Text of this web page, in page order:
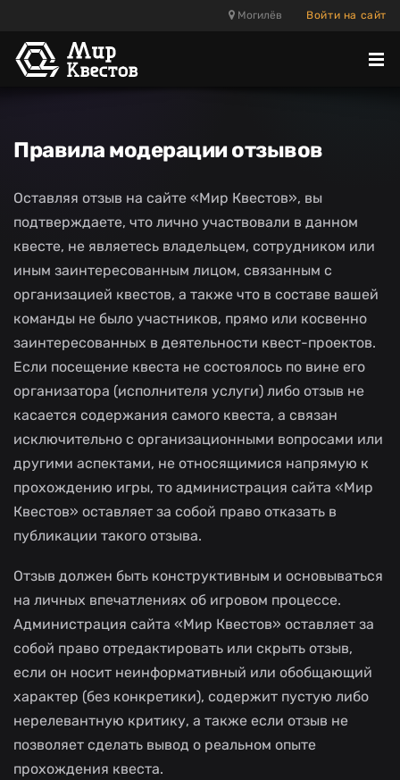
Могилёв Войти на сайт
Правила модерации отзывов
Оставляя отзыв на сайте «Мир Квестов», вы
подтверждаете, что лично участвовали в данном
квесте, не являетесь владельцем, сотрудником или
иным заинтересованным лицом, связанным с
организацией квестов, а также что в составе вашей
команды не было участников, прямо или косвенно
заинтересованных в деятельности квест-проектов.
Если посещение квеста не состоялось по вине его
организатора (исполнителя услуги) либо отзыв не
касается содержания самого квеста, а связан
исключительно с организационными вопросами или
другими аспектами, не относящимися напрямую к
прохождению игры, то администрация сайта «Мир
Квестов» оставляет за собой право отказать в
публикации такого отзыва.
Отзыв должен быть конструктивным и основываться
на личных впечатлениях об игровом процессе.
Администрация сайта «Мир Квестов» оставляет за
собой право отредактировать или скрыть отзыв,
если он носит неинформативный или обобщающий
характер (без конкретики), содержит пустую либо
нерелевантную критику, а также если отзыв не
позволяет сделать вывод о реальном опыте
прохождения квеста.